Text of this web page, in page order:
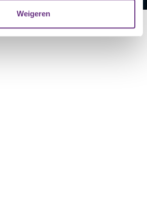
uw gebruik van hun services.
op elk moment wijzigen of
Weigeren